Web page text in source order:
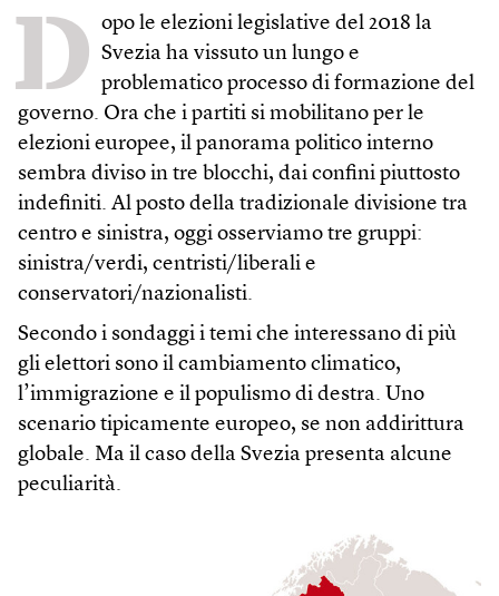
D opo le elezioni legislative del 2018 la
Svezia ha vissuto un lungo e
problematico processo di formazione del
governo. Ora che i partiti si mobilitano per le
elezioni europee, il panorama politico interno
sembra diviso in tre blocchi, dai confini piuttosto
indefiniti. Al posto della tradizionale divisione tra
centro e sinistra, oggi osserviamo tre gruppi:
sinistra/verdi, centristi/liberali e
conservatori/nazionalisti.
Secondo i sondaggi i temi che interessano di più
gli elettori sono il cambiamento climatico,
l’immigrazione e il populismo di destra. Uno
scenario tipicamente europeo, se non addirittura
globale. Ma il caso della Svezia presenta alcune
peculiarità.